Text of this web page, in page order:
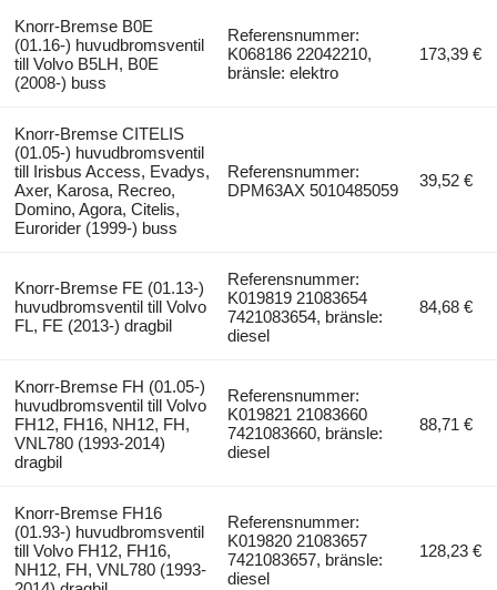
Knorr-Bremse B0E
(01.16-) huvudbromsventil
till Volvo B5LH, B0E
(2008-) buss
Referensnummer:
K068186 22042210,
bränsle: elektro
173,39 €
Knorr-Bremse CITELIS
(01.05-) huvudbromsventil
till Irisbus Access, Evadys,
Axer, Karosa, Recreo,
Domino, Agora, Citelis,
Eurorider (1999-) buss
Referensnummer:
DPM63AX 5010485059
39,52 €
Knorr-Bremse FE (01.13-)
huvudbromsventil till Volvo
FL, FE (2013-) dragbil
Referensnummer:
K019819 21083654
7421083654, bränsle:
diesel
84,68 €
Knorr-Bremse FH (01.05-)
huvudbromsventil till Volvo
FH12, FH16, NH12, FH,
VNL780 (1993-2014)
dragbil
Referensnummer:
K019821 21083660
7421083660, bränsle:
diesel
88,71 €
Knorr-Bremse FH16
(01.93-) huvudbromsventil
till Volvo FH12, FH16,
NH12, FH, VNL780 (1993-
Referensnummer:
K019820 21083657
7421083657, bränsle:
diesel
128,23 €